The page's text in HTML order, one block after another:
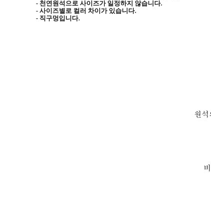
- 천연원석으로 사이즈가 일정하지 않습니다.
- 사이즈별로 컬러 차이가 있습니다.
- 직구멍입니다.